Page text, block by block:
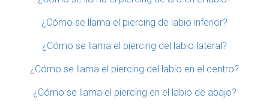
¿Cómo se llama el piercing de labio inferior?
¿Cómo se llama el piercing del labio lateral?
¿Cómo se llama el piercing del labio en el centro?
¿Cómo se llama el piercing en el labio de abajo?